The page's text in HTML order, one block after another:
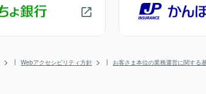
Webアクセシビリティ方針 お客さま本位の業務運営に関する